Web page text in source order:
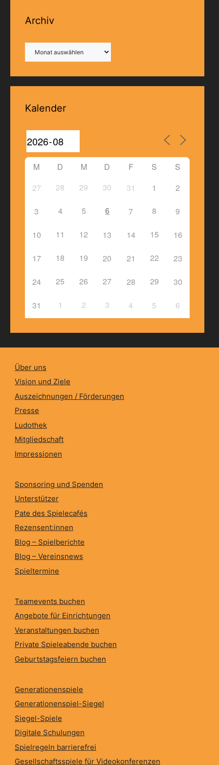
Archiv
Kalender
M D M D F S
S
27
28 29 30 31 1 2
3 4 5 6 7 8 9
10 11 12 13 14 15 16
17 18 19 20 21 22 23
24 25 26 27 28 29 30
31 1 2 3 4 5 6
Über uns
Vision und Ziele
Auszeichnungen / Förderungen
Presse
Ludothek
Mitgliedschaft
Impressionen
Sponsoring und Spenden
Unterstützer
Pate des Spielecafés
Rezensent:innen
Blog – Spielberichte
Blog – Vereinsnews
Spieltermine
Teamevents buchen
Angebote für Einrichtungen
Veranstaltungen buchen
Private Spieleabende buchen
Geburtstagsfeiern buchen
Generationenspiele
Generationenspiel-Siegel
Siegel-Spiele
Digitale Schulungen
Spielregeln barrierefrei
Gesellschaftsspiele für Videokonferenzen